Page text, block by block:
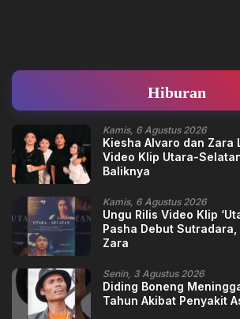
Hiburan
Kamis, 6 Agustus 2026
Kiesha Alvaro dan Zara
Video Klip Utara-
Baliknya
Kamis, 6 Agustus 2026
Ungu Rilis Video Klip
Pasha Debut
Zara
Senin, 3 Agustus 2026
Diding Boneng
Tahun Akibat Penyakit